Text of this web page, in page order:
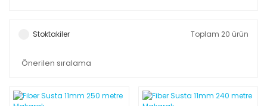
Stoktakiler Toplam 20 ürün